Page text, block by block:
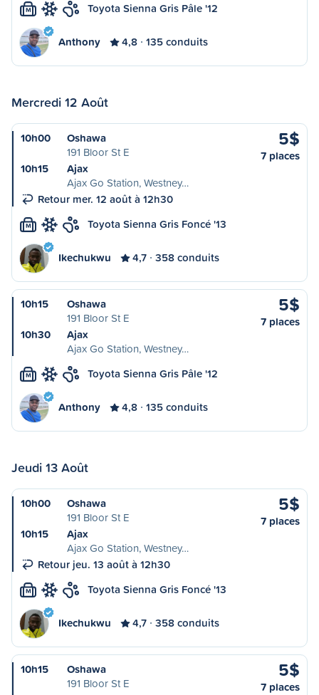
M Toyota Sienna Gris Pâle '12
Anthony 4,8 135 conduits
Mercredi 12 Août
10h00
Oshawa
191 Bloor St E
10h15
Ajax
Ajax Go Station, Westney…
Retour mer. 12 août à 12h30
5$
7 places
M Toyota Sienna Gris Foncé '13
Ikechukwu 4,7 358 conduits
10h15
Oshawa
191 Bloor St E
10h30
Ajax
Ajax Go Station, Westney…
5$
7 places
M Toyota Sienna Gris Pâle '12
Anthony 4,8 135 conduits
Jeudi 13 Août
10h00
Oshawa
191 Bloor St E
10h15
Ajax
Ajax Go Station, Westney…
Retour jeu. 13 août à 12h30
5$
7 places
M Toyota Sienna Gris Foncé '13
Ikechukwu 4,7 358 conduits
10h15
Oshawa
191 Bloor St E
5$
7 places